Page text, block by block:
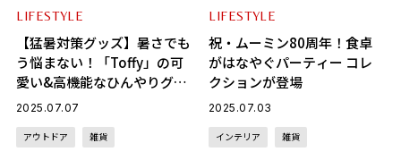
LIFESTYLE
【猛暑対策グッズ】暑さでも
う悩まない！「Toffy」の可
愛い&高機能なひんやりグッ
ズ5選
2025.07.07
アウトドア 雑貨
LIFESTYLE
祝・ムーミン80周年！食卓
がはなやぐパーティー コレ
クションが登場
2025.07.03
インテリア 雑貨